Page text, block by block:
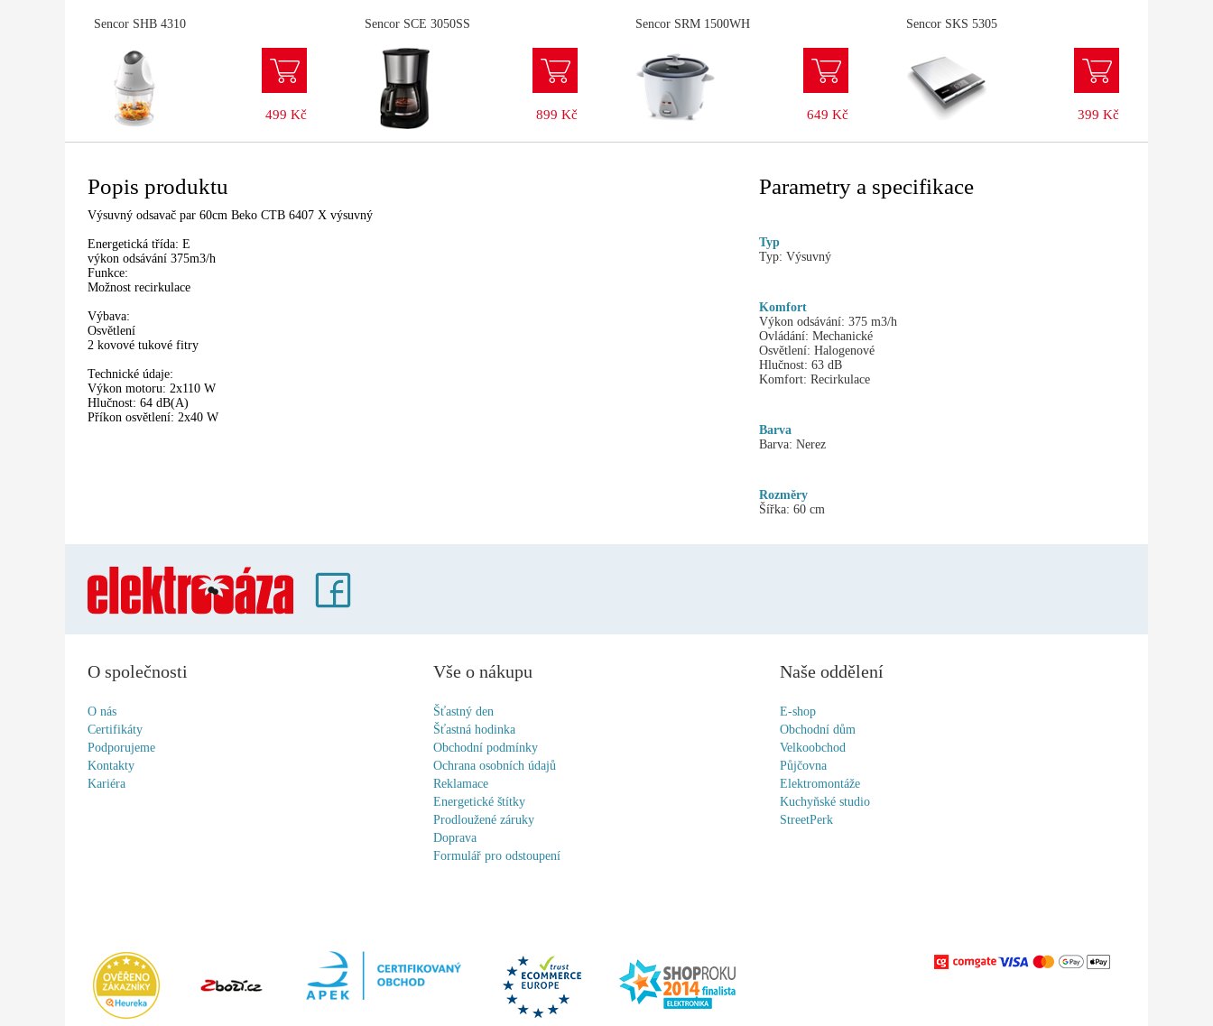
Sencor SHB 4310
499 Kč
Sencor SCE 3050SS
899 Kč
Sencor SRM 1500WH
649 Kč
Sencor SKS 5305
399 Kč
Popis produktu
Výsuvný odsavač par 60cm Beko CTB 6407 X výsuvný
Energetická třída: E
výkon odsávání 375m3/h
Funkce:
Možnost recirkulace
Výbava:
Osvětlení
2 kovové tukové fitry
Technické údaje:
Výkon motoru: 2x110 W
Hlučnost: 64 dB(A)
Příkon osvětlení: 2x40 W
Parametry a specifikace
Typ
Typ: Výsuvný
Komfort
Výkon odsávání: 375 m3/h
Ovládání: Mechanické
Osvětlení: Halogenové
Hlučnost: 63 dB
Komfort: Recirkulace
Barva
Barva: Nerez
Rozměry
Šířka: 60 cm
O společnosti
O nás
Certifikáty
Podporujeme
Kontakty
Kariéra
Vše o nákupu
Šťastný den
Šťastná hodinka
Obchodní podmínky
Ochrana osobních údajů
Reklamace
Energetické štítky
Prodloužené záruky
Doprava
Formulář pro odstoupení
Naše oddělení
E-shop
Obchodní dům
Velkoobchod
Půjčovna
Elektromontáže
Kuchyňské studio
StreetPerk